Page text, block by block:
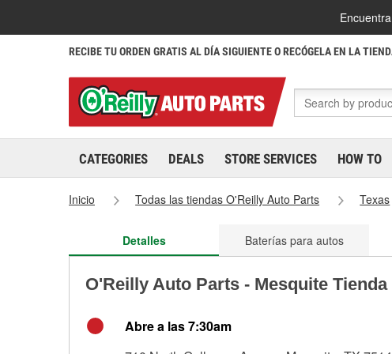
RECIBE TU ORDEN GRATIS AL DÍA SIGUIENTE O RECÓGELA EN LA
CATEGORIES DEALS STORE SERVICES HOW TO
Inicio Todas las tiendas O'Reilly Auto Parts Texas
Detalles Baterías para autos
O'Reilly Auto Parts - Mesquite Tienda
Abre a las 7:30am